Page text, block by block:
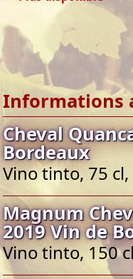
Informations
Cheval
Bordeaux
Vino tinto, 75
Magnum
2019 Vin de
Vino tinto, 150